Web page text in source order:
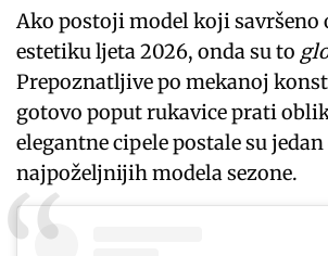
Ako postoji model koji savršeno
estetiku ljeta 2026, onda su to
Prepoznatljive po mekanoj
gotovo poput rukavice prati
elegantne cipele postale su jedan
najpoželjnijih modela sezone.